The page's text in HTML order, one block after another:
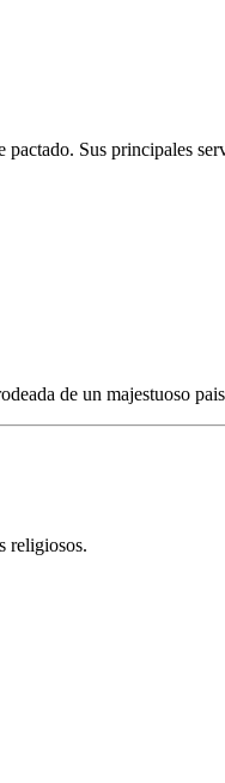
pactado. Sus principales
de un majestuoso
religiosos.